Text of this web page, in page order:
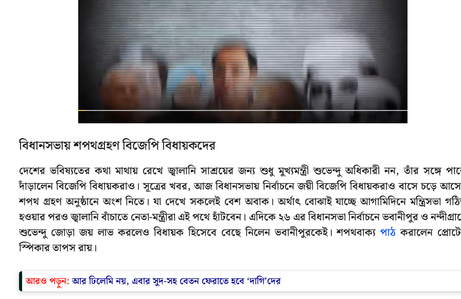
বিধানসভায় শপথগ্রহণ বিজেপি বিধায়কদের
দেশের ভবিষ্যতের কথা মাথায় রেখে জ্বালানি সাশ্রয়ের জন্য শুধু মুখ্যমন্ত্রী শুভেন্দু অধিকারী নন, তাঁর সঙ্গে
দাঁড়ালেন বিজেপি বিধায়করাও। সূত্রের খবর, আজ বিধানসভায় নির্বাচনে জয়ী বিজেপি বিধায়করাও বাসে চড়ে
শপথ গ্রহণ অনুষ্ঠানে অংশ নিতে। যা দেখে সকলেই বেশ অবাক। অর্থাৎ বোঝাই যাচ্ছে আগামিদিনে মন্ত্রিসভা
হওয়ার পরও জ্বালানি বাঁচাতে নেতা-মন্ত্রীরা এই পথে হাঁটবেন। এদিকে ২৬ এর বিধানসভা নির্বাচনে ভবানীপুর ও
শুভেন্দু জোড়া জয় লাভ করলেও বিধায়ক হিসেবে বেছে নিলেন ভবানীপুরকেই। শপথবাক্যপাঠকরালেন
স্পিকার তাপস রায়।
আরও পড়ুন:আর ঢিলেমি নয়, এবার সুদ-সহ বেতন ফেরাতে হবে ‘দাগি’দের